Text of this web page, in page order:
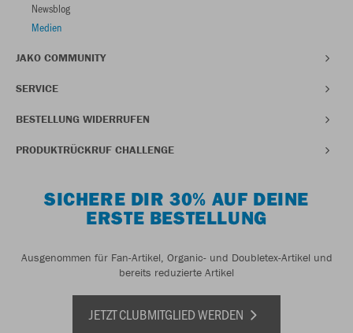
Newsblog
Medien
JAKO COMMUNITY
SERVICE
BESTELLUNG WIDERRUFEN
PRODUKTRÜCKRUF CHALLENGE
SICHERE DIR 30% AUF DEINE
ERSTE BESTELLUNG
Ausgenommen für Fan-Artikel, Organic- und Doubletex-Artikel und
bereits reduzierte Artikel
JETZT CLUBMITGLIED WERDEN